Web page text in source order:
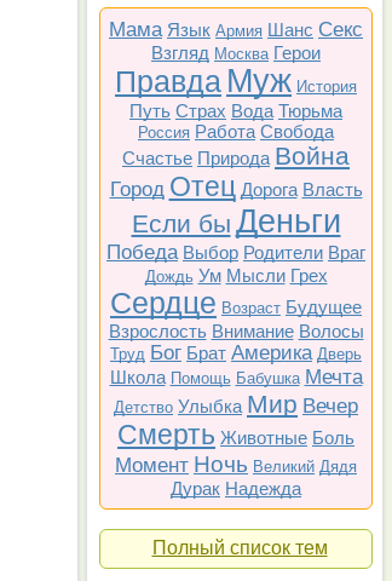
Мама Язык Армия Шанс Секс
Взгляд Москва Герои
Правда Муж История
Путь Страх Вода Тюрьма
Россия Работа Свобода
Счастье Природа Война
Город Отец Дорога Власть
Если бы Деньги
Победа Выбор Родители Враг
Дождь Ум Мысли Грех
Сердце Возраст Будущее
Взрослость Внимание Волосы
Труд Бог Брат Америка Дверь
Школа Помощь Бабушка Мечта
Детство Улыбка Мир Вечер
Смерть Животные Боль
Момент Ночь Великий Дядя
Дурак Надежда
Полный список тем